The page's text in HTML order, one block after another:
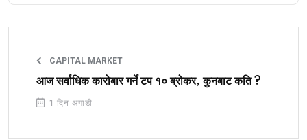
CAPITAL MARKET
आज सर्वाधिक कारोबार गर्ने टप १० ब्रोकर, कुनबाट कति ?
1 दिन अगाडी